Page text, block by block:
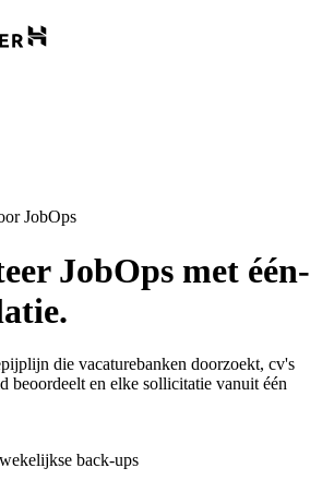
JobOps
JobOps met één-
die vacaturebanken doorzoekt, cv's
beoordeelt en elke sollicitatie vanuit één
back-ups